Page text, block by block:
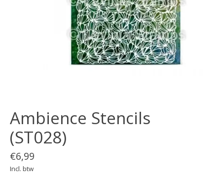
Ambience Stencils
(ST028)
€6,99
Incl. btw